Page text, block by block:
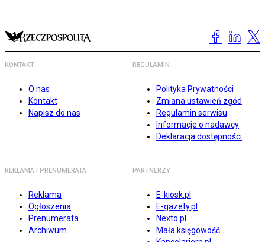
KONTAKT
O nas
Kontakt
Napisz do nas
REGULAMIN
Polityka Prywatności
Zmiana ustawień zgód
Regulamin serwisu
Informacje o nadawcy
Deklaracja dostępności
REKLAMA I PRENUMERATA
Reklama
Ogłoszenia
Prenumerata
Archiwum
PARTNERZY
E-kiosk.pl
E-gazety.pl
Nexto.pl
Mała księgowość